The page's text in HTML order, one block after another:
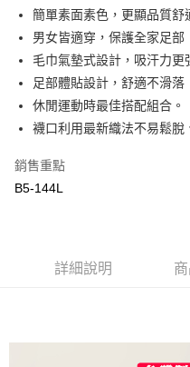
Apple Pay
街口支付
悠遊付
全盈+PAY
相關說明
【大哥付你分期使用說明】
3.實際核准額度、可分期數及費用
1.分期款項不併入電信帳單，「大
AFTEE先享後付是「在收到商品
便利好安心！
相關說明
貨到付款
簡單素面素色，更顯品質舒
男女皆適穿，保護全家足部
毛巾氣墊式設計，吸汗力更
足部體貼設計，舒適不滑落
休閒運動時最佳搭配組合。
襪口利用最新織法不易鬆脫
銷售重點
B5-144L
詳細說明